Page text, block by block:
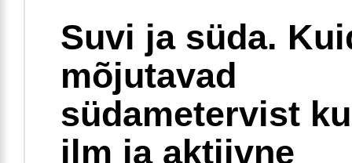
Suvi ja süda.
mõjutavad
südametervist
ilm ja aktiivne